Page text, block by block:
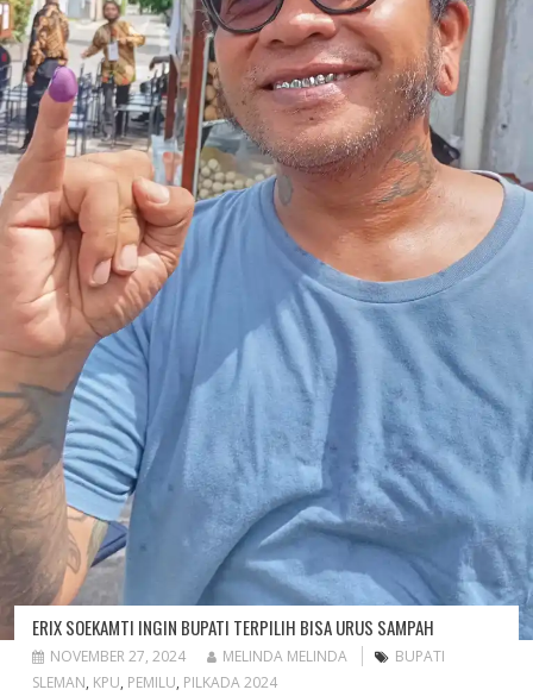
ERIX SOEKAMTI INGIN BUPATI TERPILIH BISA URUS SAMPAH
NOVEMBER 27, 2024 MELINDA MELINDA
BUPATI
SLEMAN, KPU, PEMILU, PILKADA 2024